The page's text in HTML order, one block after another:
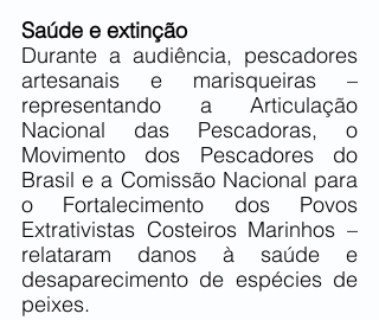
Saúde e extinção
Durante a audiência, pescadores
artesanais e marisqueiras –
representando a Articulação
Nacional das Pescadoras, o
Movimento dos Pescadores do
Brasil e a Comissão Nacional para
o Fortalecimento dos Povos
Extrativistas Costeiros Marinhos –
relataram danos à saúde e
desaparecimento de espécies de
peixes.